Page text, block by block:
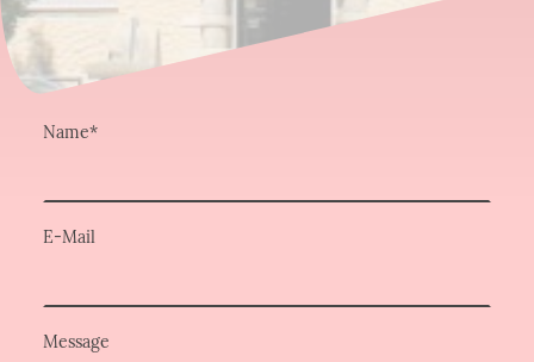
Name*
E-Mail
Message